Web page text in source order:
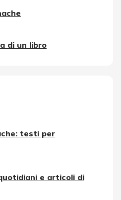
di un libro
testi per
e articoli di